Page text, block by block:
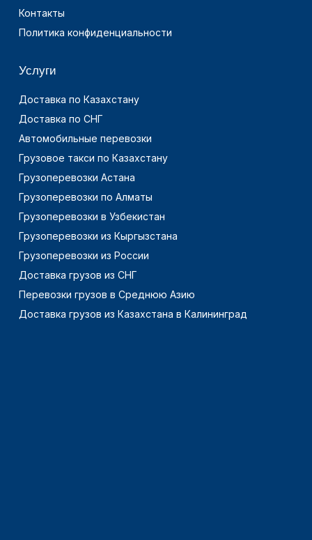
Контакты
Политика конфиденциальности
Услуги
Доставка по Казахстану
Доставка по СНГ
Автомобильные перевозки
Грузовое такси по Казахстану
Грузоперевозки Астана
Грузоперевозки по Алматы
Грузоперевозки в Узбекистан
Грузоперевозки из Кыргызстана
Грузоперевозки из России
Доставка грузов из СНГ
Перевозки грузов в Среднюю Азию
Доставка грузов из Казахстана в Калининград